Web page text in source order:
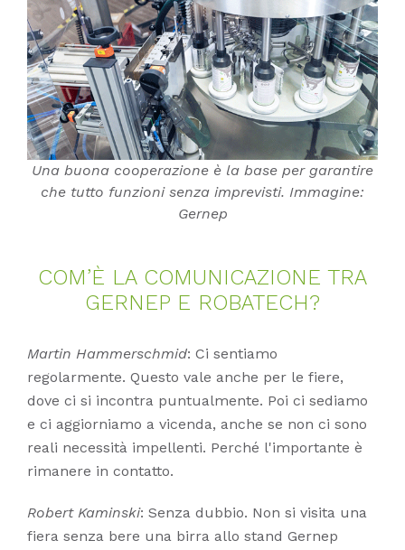
Una buona cooperazione è la base per garantire
che tutto funzioni senza imprevisti. Immagine:
Gernep
COM’È LA CO­MU­NI­CA­ZIO­NE TRA
GER­NEP E RO­BA­TECH?
Martin Hammerschmid: Ci sentiamo
regolarmente. Questo vale anche per le fiere,
dove ci si incontra puntualmente. Poi ci sediamo
e ci aggiorniamo a vicenda, anche se non ci sono
reali necessità impellenti. Perché l'importante è
rimanere in contatto.
Robert Kaminski: Senza dubbio. Non si visita una
fiera senza bere una birra allo stand Gernep